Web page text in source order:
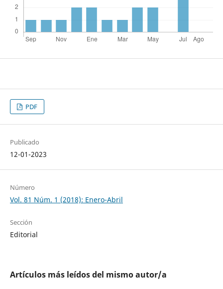
PDF
Publicado
12-01-2023
Número
Vol. 81 Núm. 1 (2018): Enero-Abril
Sección
Editorial
Artículos más leídos del mismo autor/a